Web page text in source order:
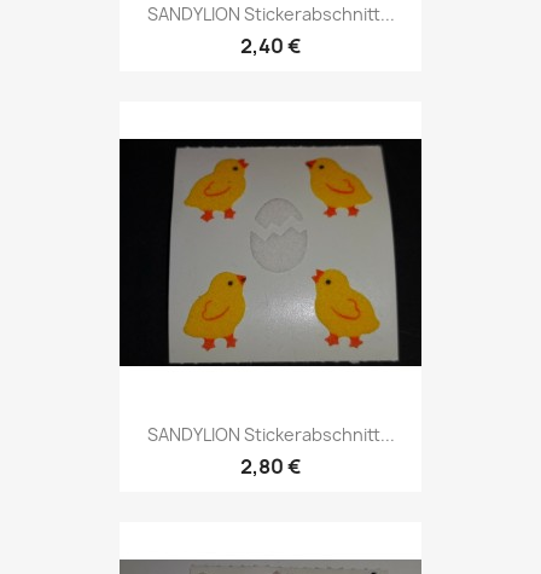
SANDYLION Stickerabschnitt...
2,40 €
SANDYLION Stickerabschnitt...
2,80 €